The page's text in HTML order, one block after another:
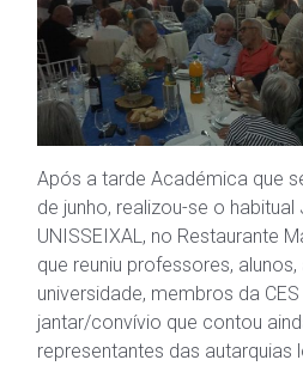
Após a tarde Académica que
de junho, realizou-se o
UNISSEIXAL, no Restaurante
que reuniu professores,
universidade, membros da
jantar/convívio que contou
representantes das autarquias